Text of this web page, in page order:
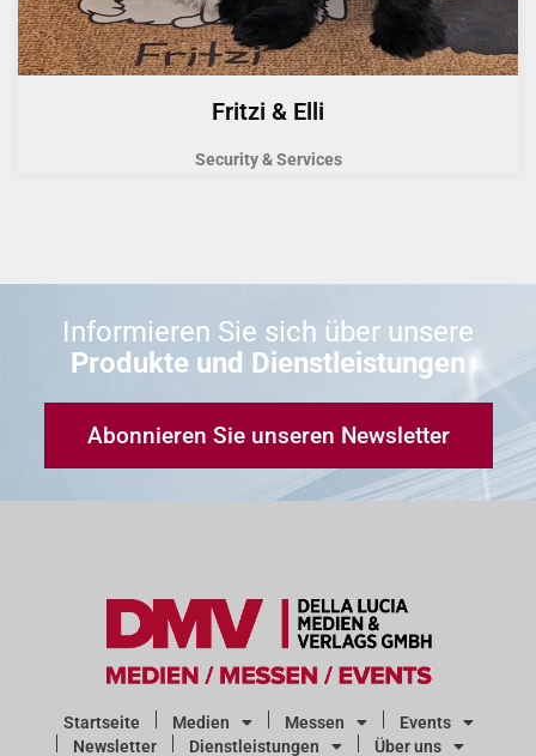
Fritzi & Elli
Security & Services
Informieren Sie sich über unsere
Produkte und Dienstleistungen
Abonnieren Sie unseren Newsletter
Startseite Medien Messen
Events
Newsletter
Dienstleistungen Über uns